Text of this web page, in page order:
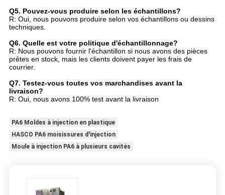
Q5. Pouvez-vous produire selon les échantillons?
R: Oui, nous pouvons produire selon vos échantillons ou dessins
techniques.
Q6. Quelle est votre politique d'échantillonnage?
R: Nous pouvons fournir l'échantillon si nous avons des pièces
prêtes en stock, mais les clients doivent payer les frais de
courrier.
Q7. Testez-vous toutes vos marchandises avant la
livraison?
R: Oui, nous avons 100% test avant la livraison
PA6 Moldes à injection en plastique
HASCO PA6 moisissures d'injection
Moule à injection PA6 à plusieurs cavités